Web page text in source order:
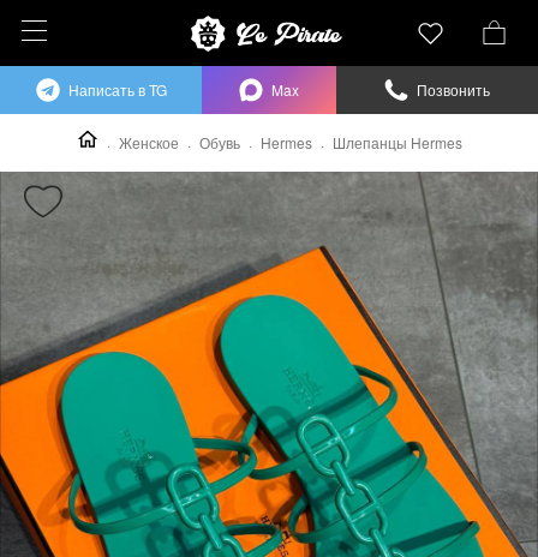
Женское Обувь Hermes Шлепанцы Hermes
Написать в TG Max Позвонить